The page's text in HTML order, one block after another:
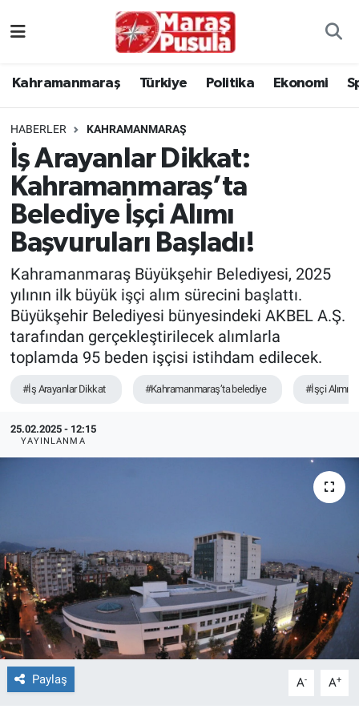
Kahramanmaraş Türkiye Politika Ekonomi
HABERLER KAHRAMANMARAŞ
İş Arayanlar Dikkat:
Kahramanmaraş’ta
Belediye İşçi Alımı
Başvuruları Başladı!
Kahramanmaraş Büyükşehir Belediyesi, 2025
yılının ilk büyük işçi alım sürecini başlattı.
Büyükşehir Belediyesi bünyesindeki AKBEL A.Ş.
tarafından gerçekleştirilecek alımlarla
toplamda 95 beden işçisi istihdam edilecek.
#İş Arayanlar Dikkat #Kahramanmaraş’ta belediye #İşçi Alımı
25.02.2025 - 12:15
YAYINLANMA
Paylaş A- A+
Politika
Ekonomi
Kültür Sanat
Sağlık
TEKNOLOJİ
Dünya
Bilim, Teknoloji
ASAYİŞ
ÇEVRE
HABERDE İNSAN
İstanbul Namaz Vakitleri
İstanbul Trafik Yoğunluk Haritası
Süper Lig Puan Durumu ve Fikstür
Tüm Manşetler
Son Dakika Haberleri
Haber Arşivi